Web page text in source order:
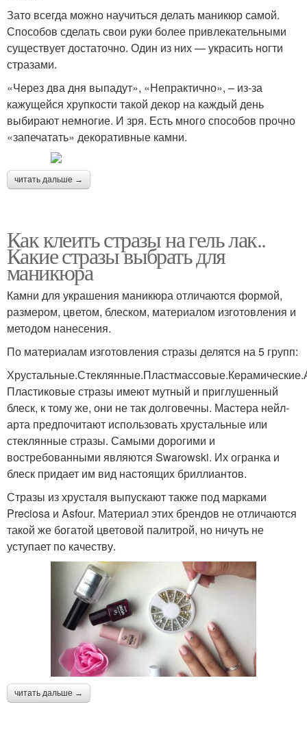
Зато всегда можно научиться делать маникюр самой.
Способов сделать свои руки более привлекательными
существует достаточно. Один из них — украсить ногти
стразами.
«Через два дня выпадут», «Непрактично», – из-за
кажущейся хрупкости такой декор на каждый день
выбирают немногие. И зря. Есть много способов прочно
«запечатать» декоративные камни.
читать дальше →
Как клеить стразы на гель лак..
Какие стразы выбрать для
маникюра
Камни для украшения маникюра отличаются формой,
размером, цветом, блеском, материалом изготовления и
методом нанесения.
По материалам изготовления стразы делятся на 5 групп:
Пластиковые стразы имеют мутный и приглушенный
блеск, к тому же, они не так долговечны. Мастера нейл-
арта предпочитают использовать хрустальные или
стеклянные стразы. Самыми дорогими и
востребованными являются Swarowski. Их огранка и
блеск придает им вид настоящих бриллиантов.
Стразы из хрусталя выпускают также под марками
Preciosa и Asfour. Материал этих брендов не отличаются
такой же богатой цветовой палитрой, но ничуть не
уступает по качеству.
читать дальше →